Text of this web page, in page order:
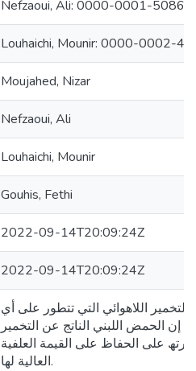
Nefzaoui, Ali: 0000-0001-5086-
Louhaichi, Mounir: 0000-0002-
Moujahed, Nizar
Nefzaoui, Ali
Louhaichi, Mounir
Gouhis, Fethi
2022-09-14T20:09:24Z
2022-09-14T20:09:24Z
اللاھوائي التي تتطور على أي
إن الحمض اللبني الناتج عن التخمیر
على الحفاظ على القیمة العلفیة
العالیة لھا.